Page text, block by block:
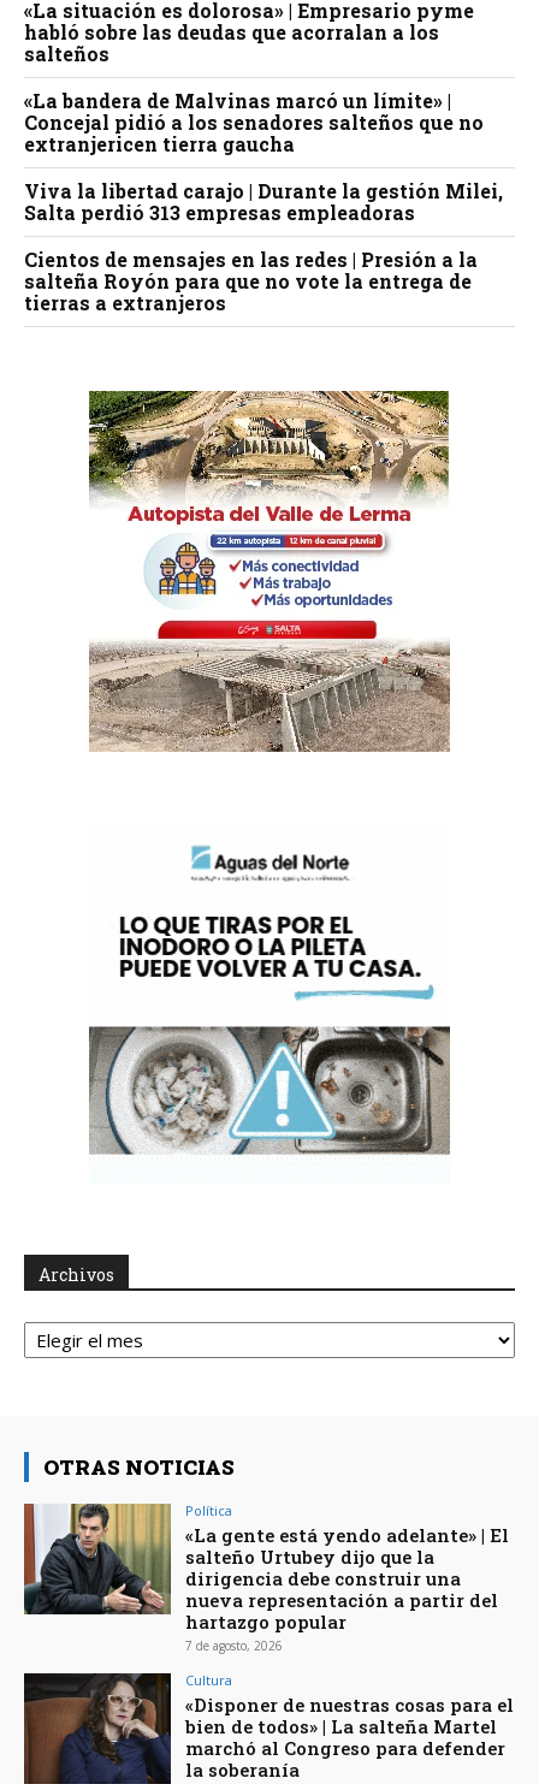
«La situación es dolorosa» | Empresario pyme
habló sobre las deudas que acorralan a los
salteños
«La bandera de Malvinas marcó un límite» |
Concejal pidió a los senadores salteños que no
extranjericen tierra gaucha
Viva la libertad carajo | Durante la gestión Milei,
Salta perdió 313 empresas empleadoras
Cientos de mensajes en las redes | Presión a la
salteña Royón para que no vote la entrega de
tierras a extranjeros
Archivos
Archivos
OTRAS NOTICIAS
Política
«La gente está yendo adelante» | El
salteño Urtubey dijo que la
dirigencia debe construir una
nueva representación a partir del
hartazgo popular
7 de agosto, 2026
Cultura
«Disponer de nuestras cosas para el
bien de todos» | La salteña Martel
marchó al Congreso para defender
la soberanía